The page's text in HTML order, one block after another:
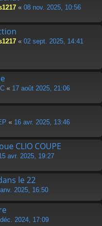
« 08 nov. 2025, 10:56
« 02 sept. 2025, 14:41
« 17 août 2025, 21:06
« 16 avr. 2025, 13:46
CLIO COUPE
avr. 2025, 19:27
le 22
2025, 16:50
2024, 17:09